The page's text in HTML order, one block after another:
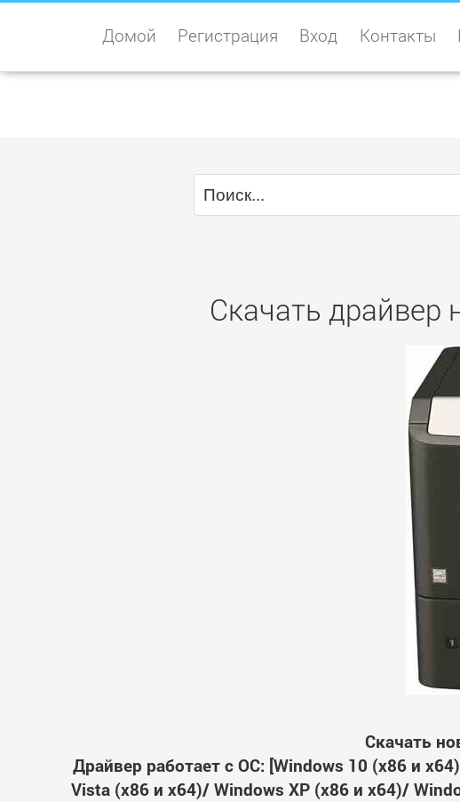
Домой Регистрация Вход Контакты
Скачать драйвер
Скачать
Драйвер работает с ОС: [Windows 10 (x86 и
Vista (x86 и x64)/ Windows XP (x86 и x64)/